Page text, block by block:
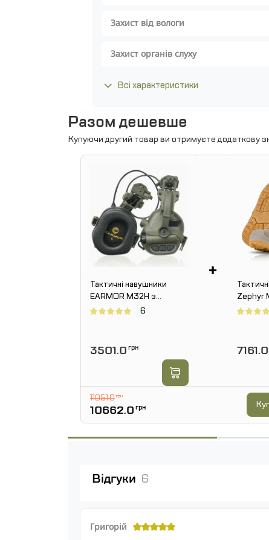
Захист від вологи
Захист органів слуху
Всі характеристики
Разом дешевше
Купуючи другий товар ви отримуєте додаткову
Тактичні навушники
EARMOR M32H з
кріпленнями під каску
6
3501.0 грн
+
Zephyr
7161.0
11051.0грн
10662.0 грн
Відгуки 6
Григорій